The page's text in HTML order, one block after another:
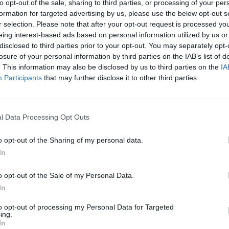
opt-out of the sale, sharing to third parties, or processing of your
for targeted advertising by us, please use the below opt-out
selection. Please note that after your opt-out request is processed
interest-based ads based on personal information utilized by us
to third parties prior to your opt-out. You may separately
of your personal information by third parties on the IAB’s list of
This information may also be disclosed by us to third parties on the
Participants that may further disclose it to other third parties.
Data Processing Opt Outs
opt-out of the Sharing of my personal data.
opt-out of the Sale of my Personal Data.
opt-out of processing my Personal Data for Targeted
során a rózsa egyik
a hajtás csúcsa a föld
később el lehet választani
el, hanem különálló
fejleszteni.
és a sajátos
hogy milyen
Húsvét 2026:
útmutató a
modern
Utónevek gyakorisága